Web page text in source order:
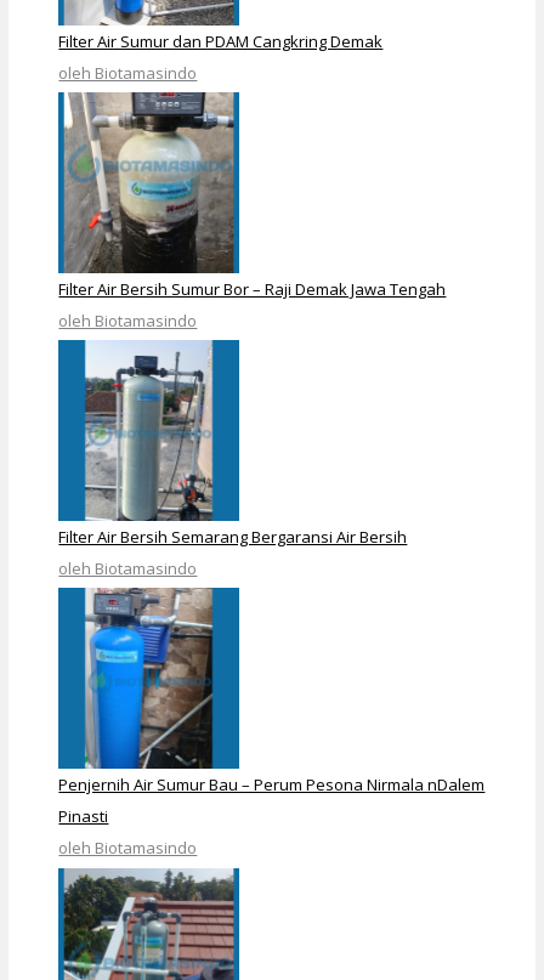
Filter Air Sumur dan PDAM Cangkring Demak
oleh Biotamasindo
Filter Air Bersih Sumur Bor – Raji Demak Jawa Tengah
oleh Biotamasindo
Filter Air Bersih Semarang Bergaransi Air Bersih
oleh Biotamasindo
Penjernih Air Sumur Bau – Perum Pesona Nirmala nDalem
Pinasti
oleh Biotamasindo